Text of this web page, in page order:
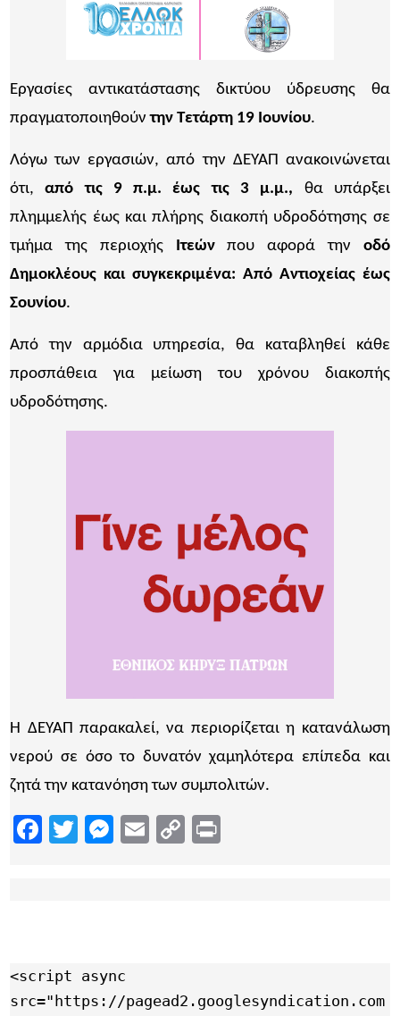
Εργασίες αντικατάστασης δικτύου ύδρευσης θα
πραγματοποιηθούντην Τετάρτη 19 Ιουνίου.
Λόγω των εργασιών, από την ΔΕΥΑΠ ανακοινώνεται
ότι,από τις 9 π.μ. έως τις 3 μ.μ., θα υπάρξει
πλημμελής έως και πλήρης διακοπή υδροδότησης σε
τμήμα της περιοχής Ιτεώνπου αφορά την οδό
Δημοκλέους και συγκεκριμένα: Από Αντιοχείας έως
Σουνίου.
Από την αρμόδια υπηρεσία, θα καταβληθεί κάθε
προσπάθεια για μείωση του χρόνου διακοπής
υδροδότησης.
Η ΔΕΥΑΠ παρακαλεί, να περιορίζεται η κατανάλωση
νερού σε όσο το δυνατόν χαμηλότερα επίπεδα και
ζητά την κατανόηση των συμπολιτών.
Facebook
TwitterMessenger
EmailCopy
<script async
src="https://pagead2.googlesyndication.com